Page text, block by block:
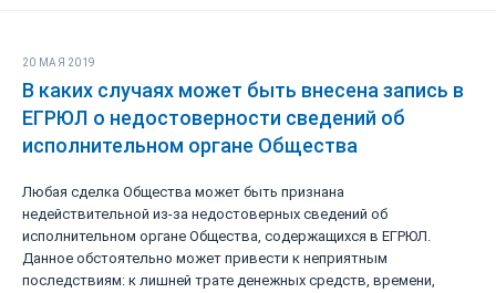
20 МАЯ 2019
В каких случаях может быть внесена запись в
ЕГРЮЛ о недостоверности сведений об
исполнительном органе Общества
Любая сделка Общества может быть признана
недействительной из-за недостоверных сведений об
исполнительном органе Общества, содержащихся в ЕГРЮЛ.
Данное обстоятельно может привести к неприятным
последствиям: к лишней трате денежных средств, времени,